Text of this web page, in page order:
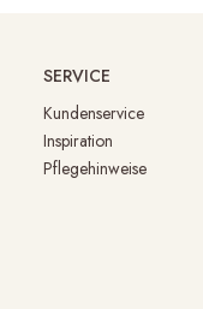
SERVICE
Kundenservice
Inspiration
Pflegehinweise